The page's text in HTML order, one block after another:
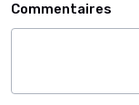
Commentaires